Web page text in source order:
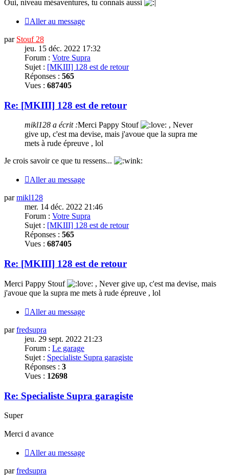
Oui, niveau mésaventures, tu connais aussi
Aller au message
par Stouf 28
jeu. 15 déc. 2022 17:32
Forum : Votre Supra
Sujet : [MKIII] 128 est de retour
Réponses : 565
Vues : 687405
Re: [MKIII] 128 est de retour
mikl128 a écrit :Merci Pappy Stouf
, Never
give up, c'est ma devise, mais j'avoue que la supra me
mets à rude épreuve , lol
Je crois savoir ce que tu ressens...
Aller au message
parmikl128
mer. 14 déc. 2022 21:46
Forum : Votre Supra
Sujet : [MKIII] 128 est de retour
Réponses : 565
Vues : 687405
Re: [MKIII] 128 est de retour
Merci Pappy Stouf
, Never give up, c'est ma devise, mais
j'avoue que la supra me mets à rude épreuve , lol
Aller au message
parfredsupra
jeu. 29 sept. 2022 21:23
Forum : Le garage
Sujet : Specialiste Supra garagiste
Réponses : 3
Vues : 12698
Re: Specialiste Supra garagiste
Super
Merci d avance
Aller au message
parfredsupra